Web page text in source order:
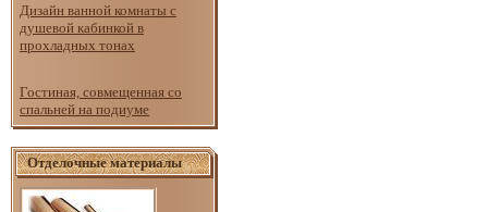
Дизайн ванной комнаты с
душевой кабинкой в
прохладных тонах
Гостиная, совмещенная со
спальней на подиуме
Отделочные материалы